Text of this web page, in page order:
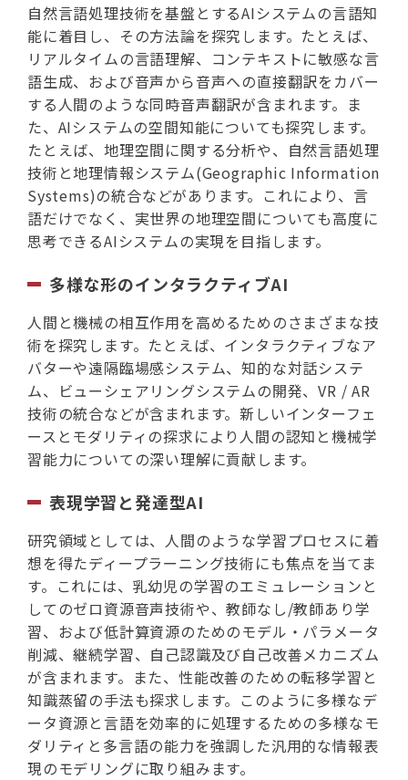
自然言語処理技術を基盤とするAIシステムの言語知
能に着目し、その方法論を探究します。たとえば、
リアルタイムの言語理解、コンテキストに敏感な言
語生成、および音声から音声への直接翻訳をカバー
する人間のような同時音声翻訳が含まれます。ま
た、AIシステムの空間知能についても探究します。
たとえば、地理空間に関する分析や、自然言語処理
技術と地理情報システム(Geographic Information
Systems)の統合などがあります。これにより、言
語だけでなく、実世界の地理空間についても高度に
思考できるAIシステムの実現を目指します。
多様な形のインタラクティブAI
人間と機械の相互作用を高めるためのさまざまな技
術を探究します。たとえば、インタラクティブなア
バターや遠隔臨場感システム、知的な対話システ
ム、ビューシェアリングシステムの開発、VR / AR
技術の統合などが含まれます。新しいインターフェ
ースとモダリティの探求により人間の認知と機械学
習能力についての深い理解に貢献します。
表現学習と発達型AI
研究領域としては、人間のような学習プロセスに着
想を得たディープラーニング技術にも焦点を当てま
す。これには、乳幼児の学習のエミュレーションと
してのゼロ資源音声技術や、教師なし/教師あり学
習、および低計算資源のためのモデル・パラメータ
削減、継続学習、自己認識及び自己改善メカニズム
が含まれます。また、性能改善のための転移学習と
知識蒸留の手法も探求します。このように多様なデ
ータ資源と言語を効率的に処理するための多様なモ
ダリティと多言語の能力を強調した汎用的な情報表
現のモデリングに取り組みます。